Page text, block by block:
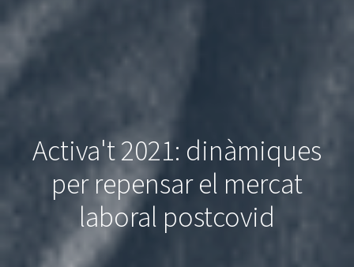
Activa't 2021: dinàmiques
per repensar el mercat
laboral postcovid